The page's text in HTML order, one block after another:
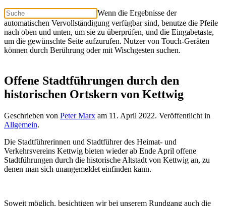
Wenn die Ergebnisse der
automatischen Vervollständigung verfügbar sind, benutze die Pfeile
nach oben und unten, um sie zu überprüfen, und die Eingabetaste,
um die gewünschte Seite aufzurufen. Nutzer von Touch-Geräten
können durch Berührung oder mit Wischgesten suchen.
Offene Stadtführungen durch den
historischen Ortskern von Kettwig
Geschrieben von Peter Marx am 11. April 2022. Veröffentlicht in
Allgemein.
Die Stadtführerinnen und Stadtführer des Heimat- und
Verkehrsvereins Kettwig bieten wieder ab Ende April offene
Stadtführungen durch die historische Altstadt von Kettwig an, zu
denen man sich unangemeldet einfinden kann.
Soweit möglich, besichtigen wir bei unserem Rundgang auch die